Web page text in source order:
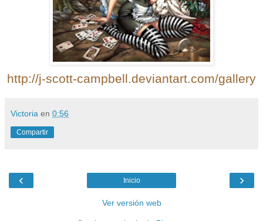
http://j-scott-campbell.deviantart.com/gallery
Victoria en 0:56
Compartir
‹ ›
Inicio
Ver versión web